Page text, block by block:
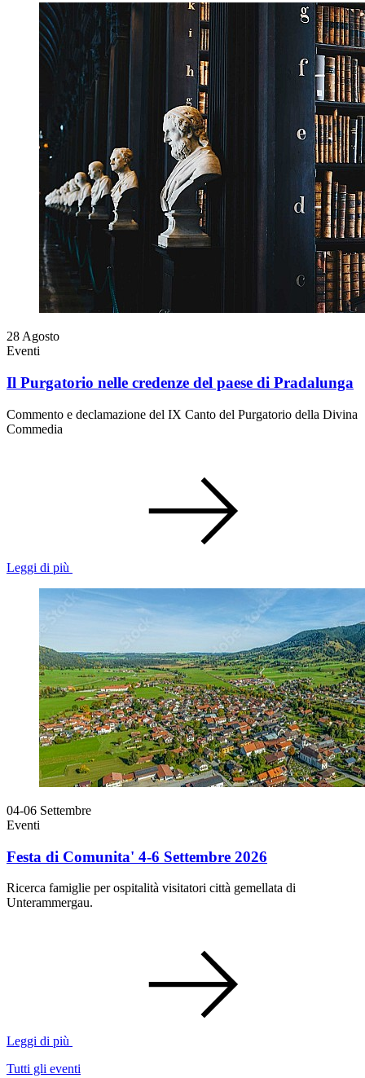
28Agosto
Eventi
Il Purgatorio nelle credenze del paese di Pradalunga
Commento e declamazione del IX Canto del Purgatorio della Divina
Commedia
Leggi di più
04-06 Settembre
Eventi
Festa di Comunita' 4-6 Settembre 2026
Ricerca famiglie per ospitalità visitatori città gemellata di
Unterammergau.
Leggi di più
Tutti gli eventi